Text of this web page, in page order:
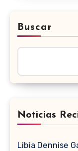
Buscar
Noticias
Libia Dennise